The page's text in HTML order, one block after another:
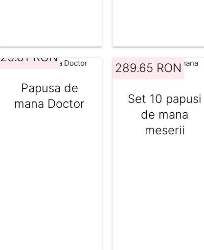
29.61 RON
Papusa de
mana Doctor
289.65 RON
Set 10 papusi
de mana
meserii